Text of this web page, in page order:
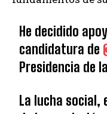
He decidido
candidatura de
Presidencia de
La lucha